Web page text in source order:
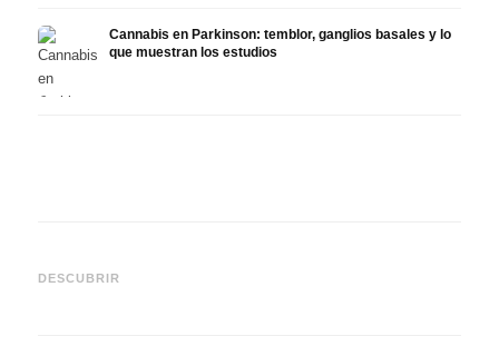
Cannabis en Parkinson: temblor, ganglios basales y lo
que muestran los estudios
DESCUBRIR
automedición y lo que